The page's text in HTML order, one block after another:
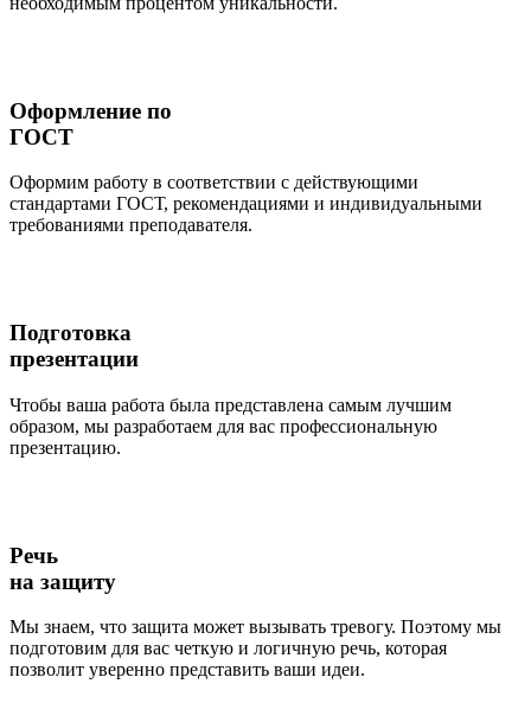
Оформление по
ГОСТ
Оформим работу в соответствии с действующими
стандартами ГОСТ, рекомендациями и индивидуальными
требованиями преподавателя.
Подготовка
презентации
Чтобы ваша работа была представлена самым лучшим
образом, мы разработаем для вас профессиональную
презентацию.
Речь
на защиту
Мы знаем, что защита может вызывать тревогу. Поэтому мы
подготовим для вас четкую и логичную речь, которая
позволит уверенно представить ваши идеи.